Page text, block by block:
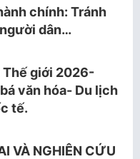
chính: Tránh
dân…
Thế giới 2026-
văn hóa- Du lịch
tế.
VÀ NGHIÊN CỨU